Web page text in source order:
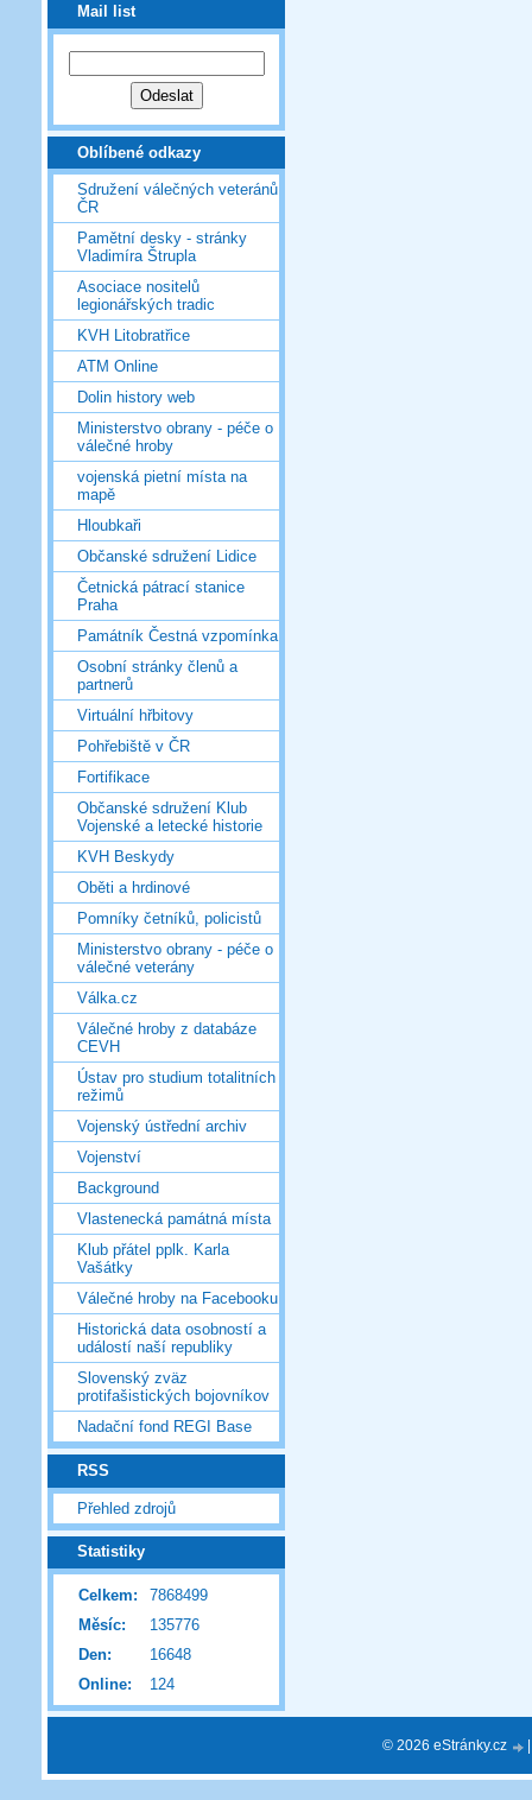
Mail list
Oblíbené odkazy
Sdružení válečných veteránů
ČR
Pamětní desky - stránky
Vladimíra Štrupla
Asociace nositelů
legionářských tradic
KVH Litobratřice
ATM Online
Dolin history web
Ministerstvo obrany - péče o
válečné hroby
vojenská pietní místa na
mapě
Hloubkaři
Občanské sdružení Lidice
Četnická pátrací stanice
Praha
Památník Čestná vzpomínka
Osobní stránky členů a
partnerů
Virtuální hřbitovy
Pohřebiště v ČR
Fortifikace
Občanské sdružení Klub
Vojenské a letecké historie
KVH Beskydy
Oběti a hrdinové
Pomníky četníků, policistů
Ministerstvo obrany - péče o
válečné veterány
Válka.cz
Válečné hroby z databáze
CEVH
Ústav pro studium totalitních
režimů
Vojenský ústřední archiv
Vojenství
Background
Vlastenecká památná místa
Klub přátel pplk. Karla
Vašátky
Válečné hroby na Facebooku
Historická data osobností a
událostí naší republiky
Slovenský zväz
protifašistických bojovníkov
Nadační fond REGI Base
RSS
Přehled zdrojů
Statistiky
Online: 124
Celkem:
7868499
Měsíc:
135776
Den:
16648
© 2026 eStránky.cz